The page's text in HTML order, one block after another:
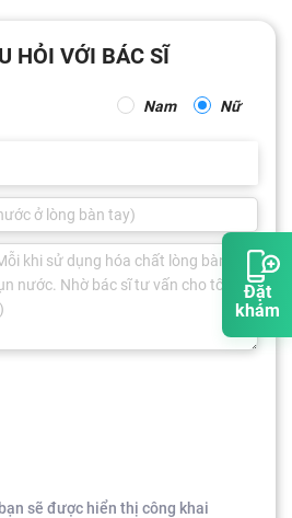
Đặt
khám
HỎI VỚI BÁC SĨ
Nam Nữ
sẽ được hiển thị công khai